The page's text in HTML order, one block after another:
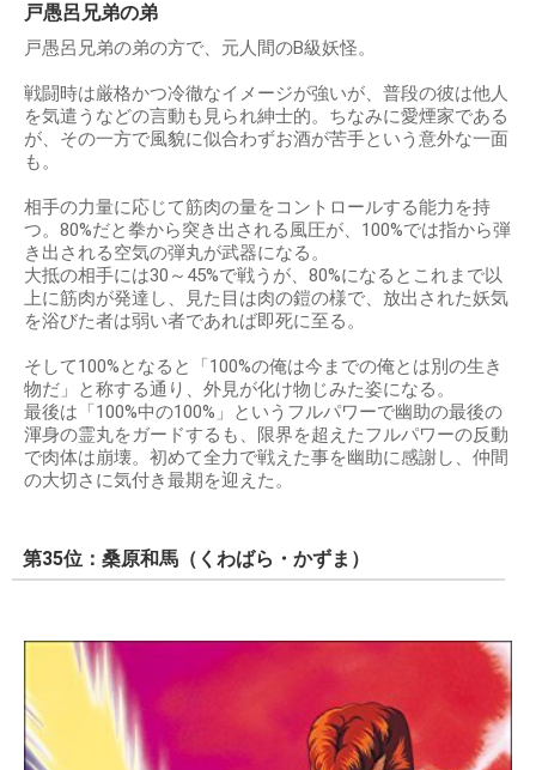
戸愚呂兄弟の弟
戸愚呂兄弟の弟の方で、元人間のB級妖怪。
戦闘時は厳格かつ冷徹なイメージが強いが、普段の彼は他人
を気遣うなどの言動も見られ紳士的。ちなみに愛煙家である
が、その一方で風貌に似合わずお酒が苦手という意外な一面
も。
相手の力量に応じて筋肉の量をコントロールする能力を持
つ。80%だと拳から突き出される風圧が、100%では指から弾
き出される空気の弾丸が武器になる。
大抵の相手には30～45%で戦うが、80%になるとこれまで以
上に筋肉が発達し、見た目は肉の鎧の様で、放出された妖気
を浴びた者は弱い者であれば即死に至る。
そして100%となると「100%の俺は今までの俺とは別の生き
物だ」と称する通り、外見が化け物じみた姿になる。
最後は「100%中の100%」というフルパワーで幽助の最後の
渾身の霊丸をガードするも、限界を超えたフルパワーの反動
で肉体は崩壊。初めて全力で戦えた事を幽助に感謝し、仲間
の大切さに気付き最期を迎えた。
第35位：桑原和馬（くわばら・かずま）